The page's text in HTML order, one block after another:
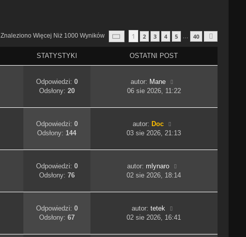
Znaleziono Więcej Niż 1000 Wyników Strona 1Z 40
1 2 3 4 5 … 40
STATYSTYKI OSTATNI POST
Odpowiedzi: 0
Odsłony: 20
autor: Mane
06 sie 2026, 11:22
Odpowiedzi: 0
Odsłony:144
autor: Doc
03 sie 2026, 21:13
Odpowiedzi: 0
Odsłony: 76
autor: mlynaro
02 sie 2026, 18:14
Odpowiedzi: 0
Odsłony: 67
autor: tetek
02 sie 2026, 16:41